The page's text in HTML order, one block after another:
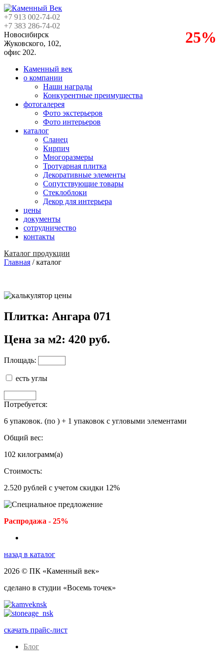
+7 913 002-74-02
+7 383 286-74-02
Новосибирск
Жуковского, 102,
офис 202.
25%
Каменный век
о компании
Наши награды
Конкурентные преимущества
фотогалерея
Фото экстерьеров
Фото интерьеров
каталог
Сланец
Кирпич
Многоразмеры
Тротуарная плитка
Декоративные элементы
Сопутствующие товары
Стеклоблоки
Декор для интерьера
цены
документы
сотрудничество
контакты
Каталог продукции
Главная /каталог
Плитка: Ангара 071
Цена за м2: 420 руб.
Площадь:
есть углы
Потребуется:
6 упаковок. (по ) + 1 упаковок с угловыми элементами
Общий вес:
102 килограмм(а)
Стоимость:
2.520 рублей с учетом скидки 12%
Распродажа - 25%
назад в каталог
2026 © ПК «Каменный век»
сделано в студии «Восемь точек»
скачать прайс-лист
Блог